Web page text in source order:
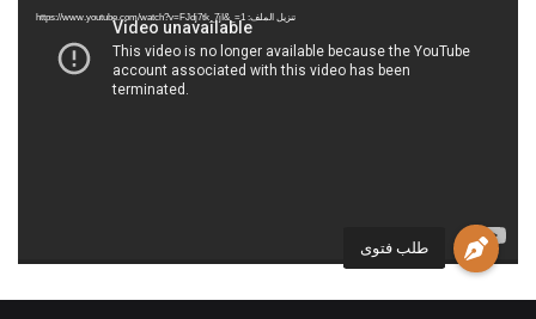
طلب فتوى
تنزيل الملف: https://www.youtube.com/watch?v=FJdj7tk_7jI&_=1